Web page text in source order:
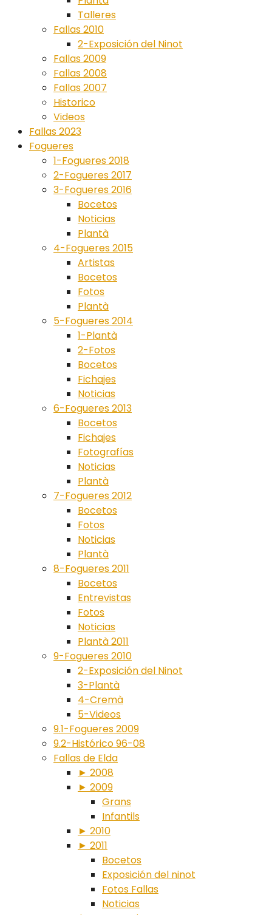
Talleres
Fallas 2010
2-Exposición del Ninot
Fallas 2009
Fallas 2008
Fallas 2007
Historico
Videos
Fallas 2023
Fogueres
1-Fogueres 2018
2-Fogueres 2017
3-Fogueres 2016
Bocetos
Noticias
Plantà
4-Fogueres 2015
Artistas
Bocetos
Fotos
Plantà
5-Fogueres 2014
1-Plantà
2-Fotos
Bocetos
Fichajes
Noticias
6-Fogueres 2013
Bocetos
Fichajes
Fotografías
Noticias
Plantà
7-Fogueres 2012
Bocetos
Fotos
Noticias
Plantà
8-Fogueres 2011
Bocetos
Entrevistas
Fotos
Noticias
Plantà 2011
9-Fogueres 2010
2-Exposición del Ninot
3-Plantà
4-Cremà
5-Videos
9.1-Fogueres 2009
9.2-Histórico 96-08
Fallas de Elda
► 2008
► 2009
Grans
Infantils
► 2010
► 2011
Bocetos
Exposición del ninot
Fotos Fallas
Noticias